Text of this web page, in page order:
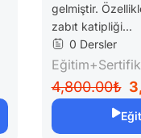
Kamu Ve
Geçerli
Sertifikası
Geçerli)
Üniversite
Ne İşe Yarar?
Günümüzde
sadece bir